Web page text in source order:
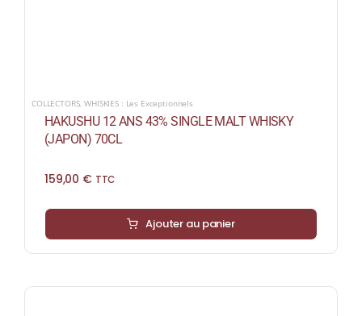
COLLECTORS,WHISKIES : Les Exceptionnels
HAKUSHU 12 ANS 43% SINGLE MALT WHISKY
(JAPON) 70CL
159,00 € TTC
Ajouter au panier